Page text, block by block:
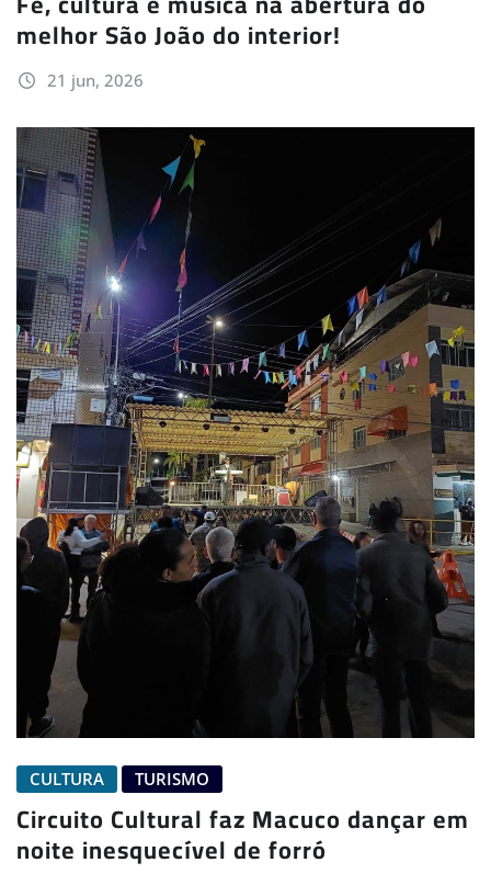
melhor São João do interior!
21 jun, 2026
CULTURA TURISMO
Circuito Cultural faz Macuco dançar em
noite inesquecível de forró